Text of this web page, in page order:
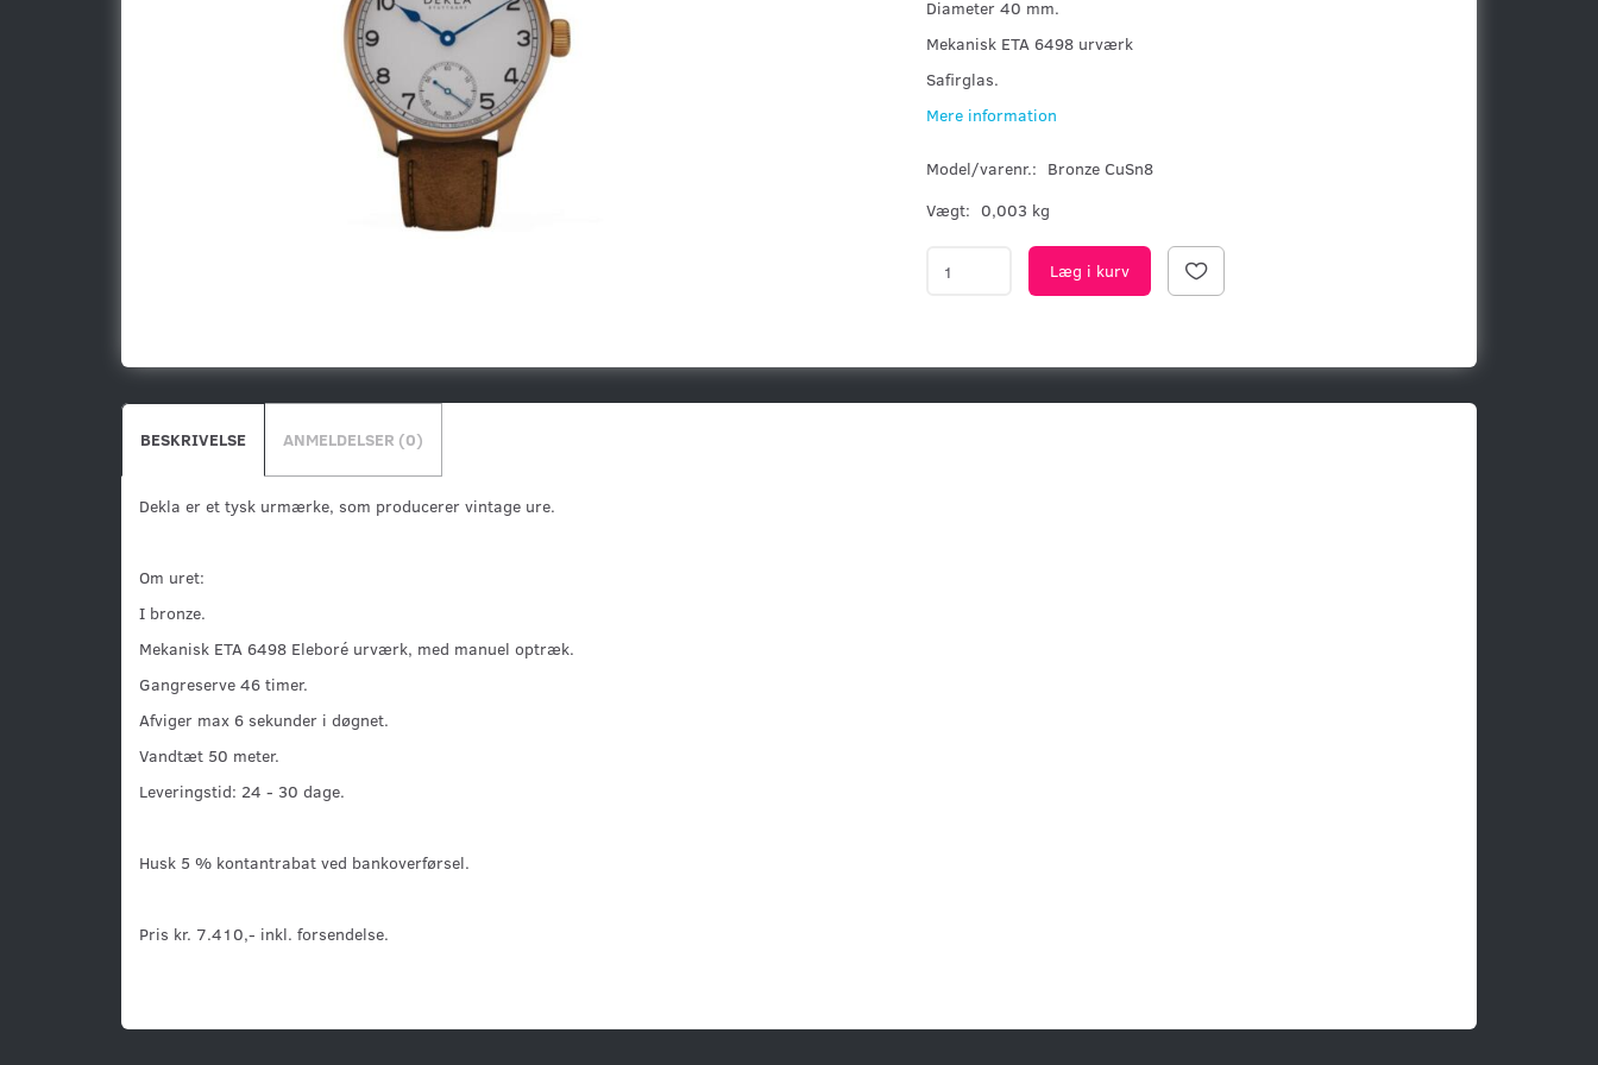
Diameter 40 mm.
Mekanisk ETA 6498 urværk
Safirglas.
Mere information
Model/varenr.: Bronze CuSn8
Vægt: 0,003 kg
Læg i kurv
BESKRIVELSE ANMELDELSER (0)
Dekla er et tysk urmærke, som producerer vintage ure.
Om uret:
I bronze.
Mekanisk ETA 6498 Eleboré urværk, med manuel optræk.
Gangreserve 46 timer.
Afviger max 6 sekunder i døgnet.
Vandtæt 50 meter.
Leveringstid: 24 - 30 dage.
Husk 5 % kontantrabat ved bankoverførsel.
Pris kr. 7.410,- inkl. forsendelse.